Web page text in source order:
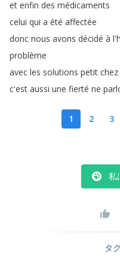
et enfin des médicaments
celui qui a été affectée
donc nous avons décidé à
problème
avec les solutions petit chez
c'est aussi une fierté ne
1 2 3
私
タ